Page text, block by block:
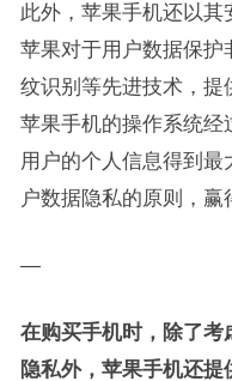
此外，苹果手机还以其
苹果对于用户数据保护
纹识别等先进技术，提
苹果手机的操作系统经
用户的个人信息得到最
户数据隐私的原则，赢
—
在购买手机时，除了考
隐私外，苹果手机还